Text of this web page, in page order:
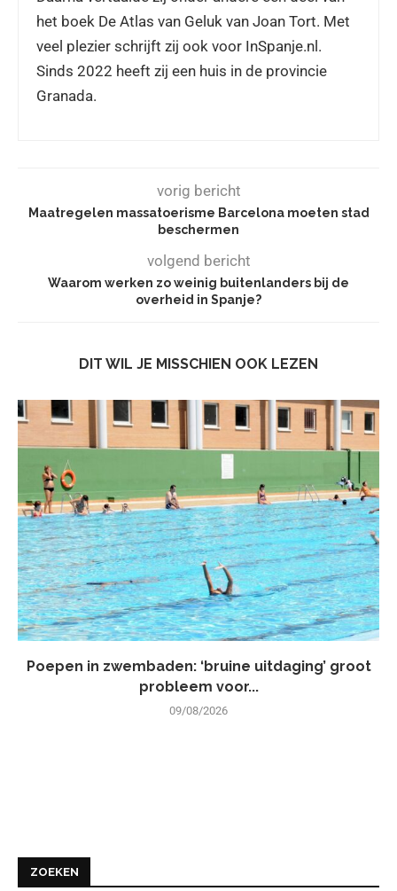
het boek De Atlas van Geluk van Joan Tort. Met
veel plezier schrijft zij ook voor InSpanje.nl.
Sinds 2022 heeft zij een huis in de provincie
Granada.
vorig bericht
Maatregelen massatoerisme Barcelona moeten stad
beschermen
volgend bericht
Waarom werken zo weinig buitenlanders bij de
overheid in Spanje?
DIT WIL JE MISSCHIEN OOK LEZEN
Poepen in zwembaden: ‘bruine uitdaging’ groot
probleem voor...
09/08/2026
ZOEKEN